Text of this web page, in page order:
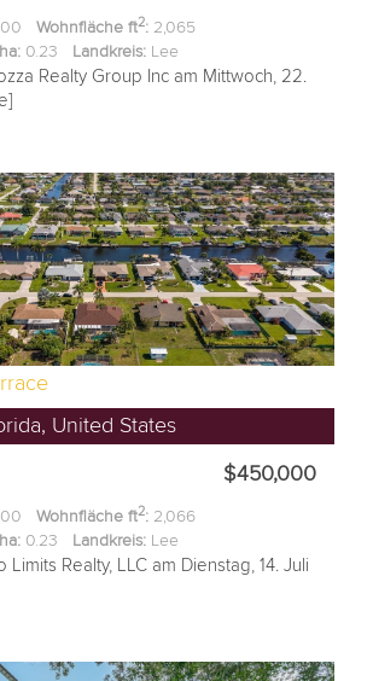
Wohnfläche ft2: 2,065
0.23 Landkreis: Lee
Realty Group Inc am Mittwoch, 22.
United States
$450,000
Wohnfläche ft2: 2,066
0.23 Landkreis: Lee
Realty, LLC am Dienstag, 14. Juli